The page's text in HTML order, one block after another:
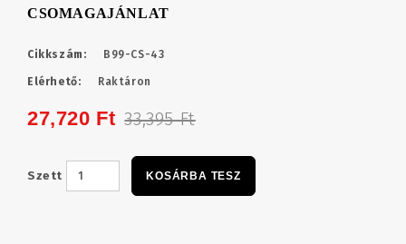
CSOMAGAJÁNLAT
Cikkszám: B99-CS-43
Elérhető: Raktáron
27,720 Ft 33,395 Ft
Szett KOSÁRBA TESZ